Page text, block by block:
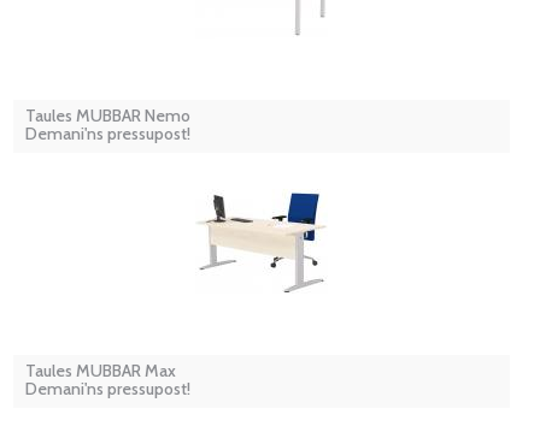
Taules MUBBAR Nemo
Demani'ns pressupost!
Taules MUBBAR Max
Demani'ns pressupost!